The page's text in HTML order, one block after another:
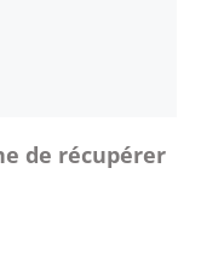
de récupérer